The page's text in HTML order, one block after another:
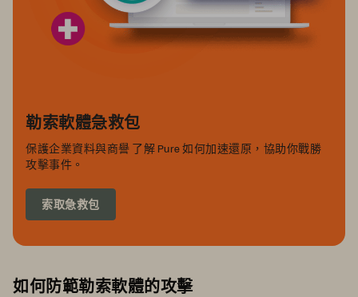
勒索軟體急救包
保護企業資料與商譽 了解 Pure 如何加速還原，協助你戰勝
攻擊事件。
索取急救包
如何防範勒索軟體的攻擊